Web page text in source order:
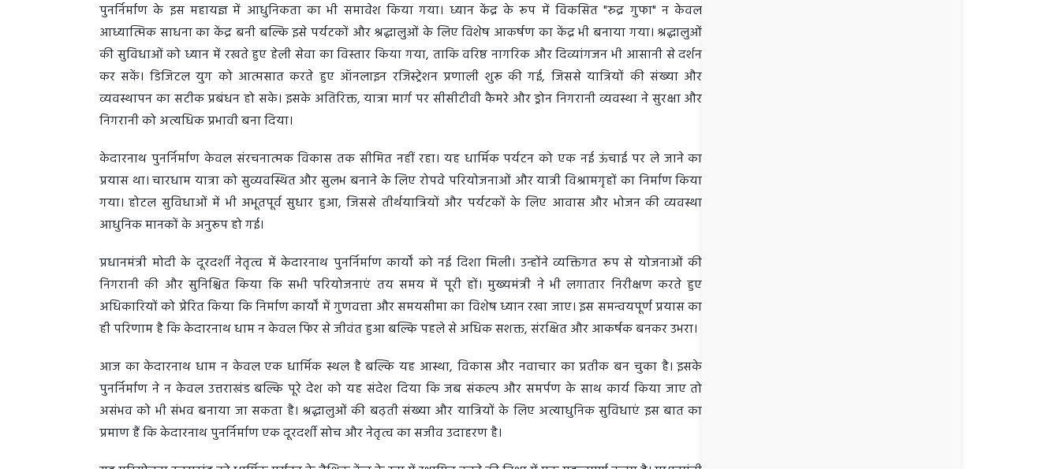
पुनर्निर्माण के इस महायज्ञ में आधुनिकता का भी समावेश किया गया। ध्यान केंद्र के रूप में विकसित "रुद्र गुफा" न केवल
आध्यात्मिक साधना का केंद्र बनी बल्कि इसे पर्यटकों और श्रद्धालुओं के लिए विशेष आकर्षण का केंद्र भी बनाया गया। श्रद्धालुओं
की सुविधाओं को ध्यान में रखते हुए हेली सेवा का विस्तार किया गया, ताकि वरिष्ठ नागरिक और दिव्यांगजन भी आसानी से दर्शन
कर सकें। डिजिटल युग को आत्मसात करते हुए ऑनलाइन रजिस्ट्रेशन प्रणाली शुरू की गई, जिससे यात्रियों की संख्या और
व्यवस्थापन का सटीक प्रबंधन हो सके। इसके अतिरिक्त, यात्रा मार्ग पर सीसीटीवी कैमरे और ड्रोन निगरानी व्यवस्था ने सुरक्षा और
निगरानी को अत्यधिक प्रभावी बना दिया।
केदारनाथ पुनर्निर्माण केवल संरचनात्मक विकास तक सीमित नहीं रहा। यह धार्मिक पर्यटन को एक नई ऊंचाई पर ले जाने का
प्रयास था। चारधाम यात्रा को सुव्यवस्थित और सुलभ बनाने के लिए रोपवे परियोजनाओं और यात्री विश्रामगृहों का निर्माण किया
गया। होटल सुविधाओं में भी अभूतपूर्व सुधार हुआ, जिससे तीर्थयात्रियों और पर्यटकों के लिए आवास और भोजन की व्यवस्था
आधुनिक मानकों के अनुरूप हो गई।
प्रधानमंत्री मोदी के दूरदर्शी नेतृत्व में केदारनाथ पुनर्निर्माण कार्यों को नई दिशा मिली। उन्होंने व्यक्तिगत रूप से योजनाओं की
निगरानी की और सुनिश्चित किया कि सभी परियोजनाएं तय समय में पूरी हों। मुख्यमंत्री ने भी लगातार निरीक्षण करते हुए
अधिकारियों को प्रेरित किया कि निर्माण कार्यों में गुणवत्ता और समयसीमा का विशेष ध्यान रखा जाए। इस समन्वयपूर्ण प्रयास का
ही परिणाम है कि केदारनाथ धाम न केवल फिर से जीवंत हुआ बल्कि पहले से अधिक सशक्त, संरक्षित और आकर्षक बनकर उभरा।
आज का केदारनाथ धाम न केवल एक धार्मिक स्थल है बल्कि यह आस्था, विकास और नवाचार का प्रतीक बन चुका है। इसके
पुनर्निर्माण ने न केवल उत्तराखंड बल्कि पूरे देश को यह संदेश दिया कि जब संकल्प और समर्पण के साथ कार्य किया जाए तो
असंभव को भी संभव बनाया जा सकता है। श्रद्धालुओं की बढ़ती संख्या और यात्रियों के लिए अत्याधुनिक सुविधाएं इस बात का
प्रमाण हैं कि केदारनाथ पुनर्निर्माण एक दूरदर्शी सोच और नेतृत्व का सजीव उदाहरण है।